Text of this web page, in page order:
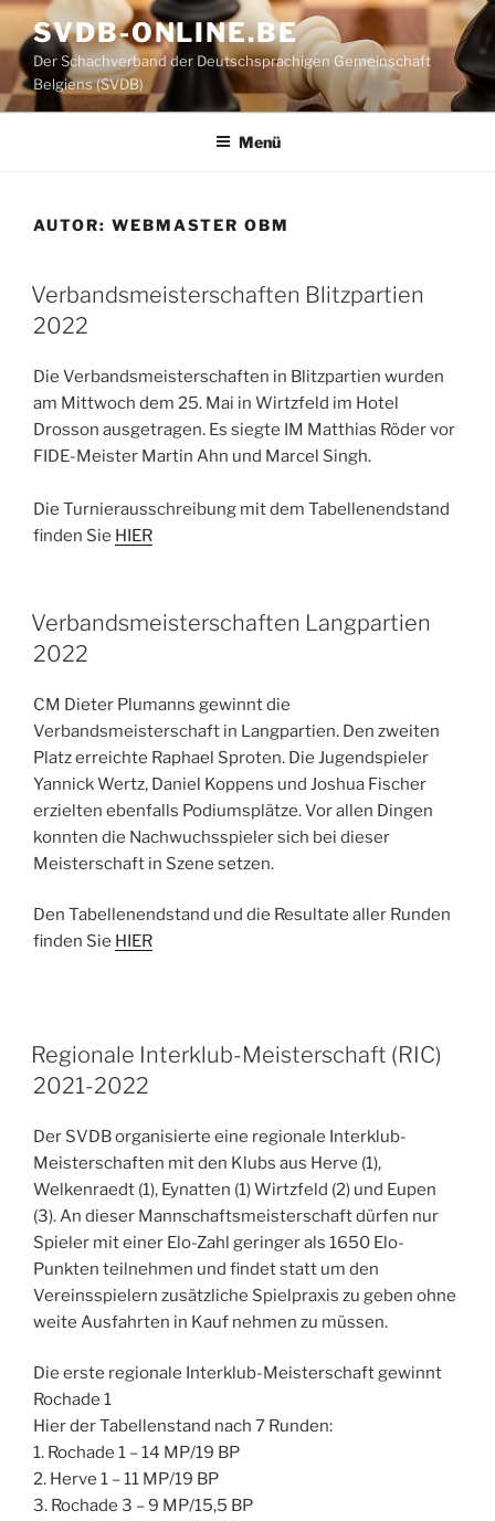
Zum
Inhalt
springen
SVDB-ONLINE.BE
Der Schachverband der Deutschsprachigen Gemeinschaft
Belgiens (SVDB)
Menü
AUTOR: WEBMASTER OBM
Verbandsmeisterschaften Blitzpartien
2022
Die Verbandsmeisterschaften in Blitzpartien wurden
am Mittwoch dem 25. Mai in Wirtzfeld im Hotel
Drosson ausgetragen. Es siegte IM Matthias Röder vor
FIDE-Meister Martin Ahn und Marcel Singh.
Die Turnierausschreibung mit dem Tabellenendstand
finden Sie HIER
Verbandsmeisterschaften Langpartien
2022
CM Dieter Plumanns gewinnt die
Verbandsmeisterschaft in Langpartien. Den zweiten
Platz erreichte Raphael Sproten. Die Jugendspieler
Yannick Wertz, Daniel Koppens und Joshua Fischer
erzielten ebenfalls Podiumsplätze. Vor allen Dingen
konnten die Nachwuchsspieler sich bei dieser
Meisterschaft in Szene setzen.
Den Tabellenendstand und die Resultate aller Runden
finden Sie HIER
Regionale Interklub-Meisterschaft (RIC)
2021-2022
Der SVDB organisierte eine regionale Interklub-
Meisterschaften mit den Klubs aus Herve (1),
Welkenraedt (1), Eynatten (1) Wirtzfeld (2) und Eupen
(3). An dieser Mannschaftsmeisterschaft dürfen nur
Spieler mit einer Elo-Zahl geringer als 1650 Elo-
Punkten teilnehmen und findet statt um den
Vereinsspielern zusätzliche Spielpraxis zu geben ohne
weite Ausfahrten in Kauf nehmen zu müssen.
Die erste regionale Interklub-Meisterschaft gewinnt
Rochade 1
Hier der Tabellenstand nach 7 Runden:
1. Rochade 1 – 14 MP/19 BP
2. Herve 1 – 11 MP/19 BP
3. Rochade 3 – 9 MP/15,5 BP